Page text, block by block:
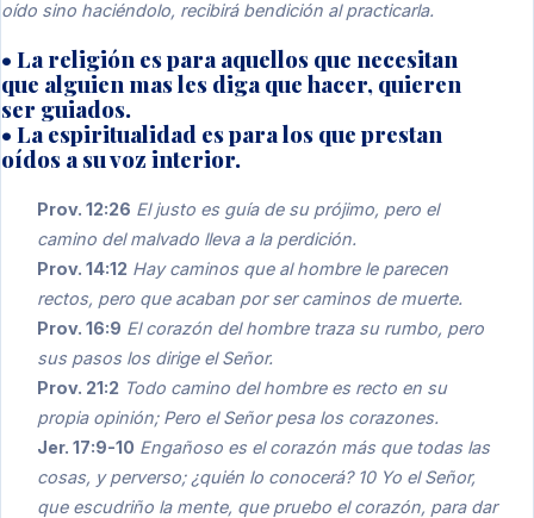
oído sino haciéndolo, recibirá bendición al practicarla.
• La religión es para aquellos que necesitan
que alguien mas les diga que hacer, quieren
ser guiados.
• La espiritualidad es para los que prestan
oídos a su voz interior.
Prov. 12:26 El justo es guía de su prójimo, pero el
camino del malvado lleva a la perdición.
Prov. 14:12 Hay caminos que al hombre le parecen
rectos, pero que acaban por ser caminos de muerte.
Prov. 16:9 El corazón del hombre traza su rumbo, pero
sus pasos los dirige el Señor.
Prov. 21:2 Todo camino del hombre es recto en su
propia opinión; Pero el Señor pesa los corazones.
Jer. 17:9-10 Engañoso es el corazón más que todas las
cosas, y perverso; ¿quién lo conocerá? 10 Yo el Señor,
que escudriño la mente, que pruebo el corazón, para dar